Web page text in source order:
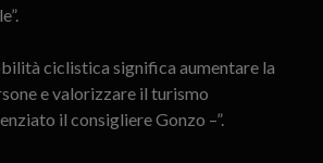
ciclistica significa aumentare la
e valorizzare il turismo
il consigliere Gonzo –”.